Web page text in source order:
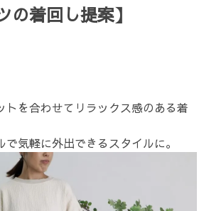
の着回し提案】
トを合わせてリラックス感のある着
気軽に外出できるスタイルに。